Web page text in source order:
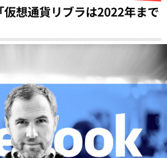
仮想通貨リブラは2022年まで